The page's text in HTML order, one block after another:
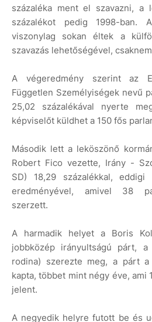
százaléka ment el szavazni, a
százalékot pedig 1998-ban.
viszonylag sokan éltek a
szavazás lehetőségével,
A végeredmény szerint az
Független Személyiségek nevű
25,02 százalékával nyerte
képviselőt küldhet a 150 fős
Második lett a leköszönő
Robert Fico vezette, Irány -
SD) 18,29 százalékkal, eddigi
eredményével, amivel 38
szerzett.
A harmadik helyet a Boris
jobbközép irányultságú párt, a
rodina) szerezte meg, a párt
kapta, többet mint négy éve, ami
jelent.
A negyedik helyre futott be és